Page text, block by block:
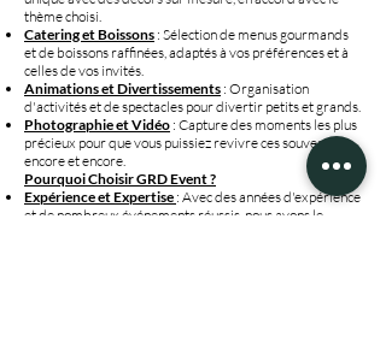
thème choisi.
Catering et Boissons : Sélection de menus gourmands
et de boissons raffinées, adaptés à vos préférences et à
celles de vos invités.
Animations et Divertissements : Organisation
d'activités et de spectacles pour divertir petits et grands.
Photographie et Vidéo : Capture des moments les plus
précieux pour que vous puissiez revivre ces souvenirs
encore et encore.
Pourquoi Choisir GRD Event ?
Expérience et Expertise : Avec des années d'expérience
et de nombreux événements réussis, nous avons le